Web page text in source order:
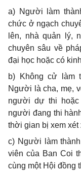
a) Người làm
chức ở ngạch
lên, nhà quản lý,
chuyên sâu về
đại học hoặc có
b) Không cử làm
Người là cha, mẹ,
người dự thi
người đang thi
thời gian bị xem xét
c) Người làm
viên của Ban Coi
cùng một Hội đồng